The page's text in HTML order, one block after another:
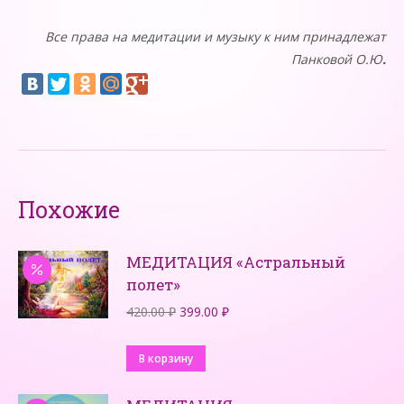
Все права на медитации и музыку к ним принадлежат
Панковой О.Ю.
Похожие
МЕДИТАЦИЯ «Астральный
полет»
420.00₽ Первоначальная
составляла
399.00 ₽Текущая
В корзину